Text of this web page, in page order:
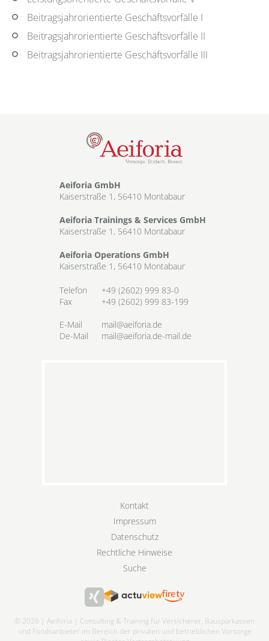
Beitragsjahrorientierte Geschäftsvorfälle I
Beitragsjahrorientierte Geschäftsvorfälle II
Beitragsjahrorientierte Geschäftsvorfälle III
Aeiforia GmbH
Kaiserstraße 1, 56410 Montabaur
Aeiforia Trainings & Services GmbH
Kaiserstraße 1, 56410 Montabaur
Aeiforia Operations GmbH
Kaiserstraße 1, 56410 Montabaur
Telefon
+49 (2602) 999 83-0
Fax
+49 (2602) 999 83-199
E-Mail
mail@aeiforia.de
De-Mail
mail@aeiforia.de-mail.de
Kontakt
Impressum
Datenschutz
Rechtliche Hinweise
Suche
© 2026 | Aeiforia | Consulting & Training für Versicherer, Bausparkassen
und Fondsanbieter im Bereich der privaten und betrieblichen Vorsorge